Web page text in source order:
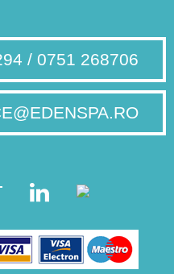
/ 0751 268706